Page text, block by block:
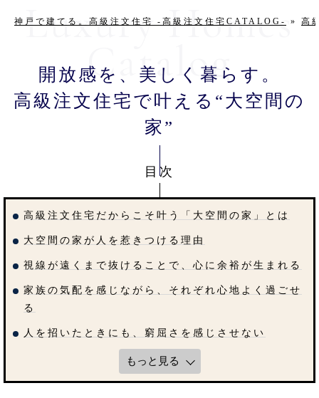
神戸で建てる。高級注文住宅 -高級注文住宅CATALOG- » 高
開放感を、美しく暮らす。
高級注文住宅で叶える“大空間の
家”
目次
高級注文住宅だからこそ叶う「大空間の家」とは
大空間の家が人を惹きつける理由
視線が遠くまで抜けることで、心に余裕が生まれる
家族の気配を感じながら、それぞれ心地よく過ごせ
る
人を招いたときにも、窮屈さを感じさせない
もっと見る